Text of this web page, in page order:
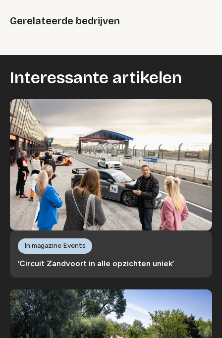
Gerelateerde bedrijven
Interessante artikelen
‘Circuit Zandvoort in alle opzichten uniek’
In magazine Events